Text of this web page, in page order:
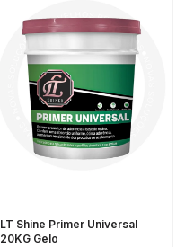
LT Shine Primer Universal
20KG Gelo